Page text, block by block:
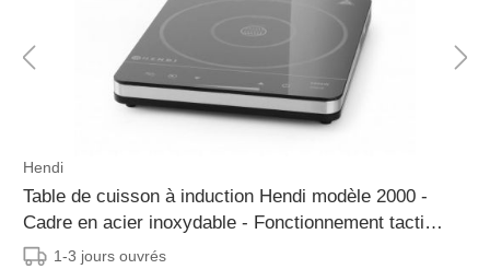
Hendi
Table de cuisson à induction Hendi modèle 2000 -
Cadre en acier inoxydable - Fonctionnement tactile
- Surface en verre céramique
1-3 jours ouvrés